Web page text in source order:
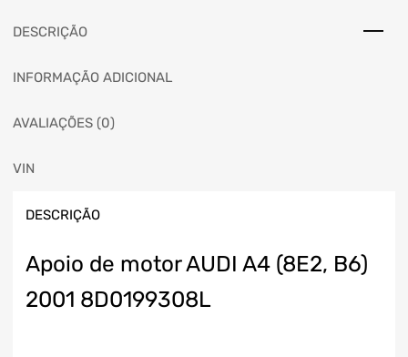
DESCRIÇÃO
INFORMAÇÃO ADICIONAL
AVALIAÇÕES (0)
VIN
DESCRIÇÃO
Apoio de motor AUDI A4 (8E2, B6)
2001 8D0199308L